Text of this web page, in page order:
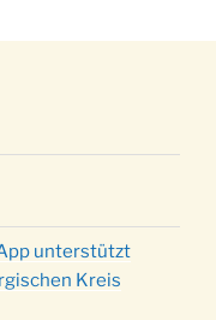
Brauchtum am
Uhr
von 10-
Chors in
unterstützt
Kreis